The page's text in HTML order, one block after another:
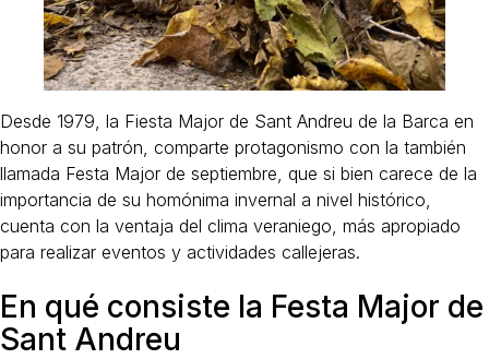
Desde 1979, la Fiesta Major de Sant Andreu de la Barca en
honor a su patrón, comparte protagonismo con la también
llamada Festa Major de septiembre, que si bien carece de la
importancia de su homónima invernal a nivel histórico,
cuenta con la ventaja del clima veraniego, más apropiado
para realizar eventos y actividades callejeras.
En qué consiste la Festa Major de
Sant Andreu